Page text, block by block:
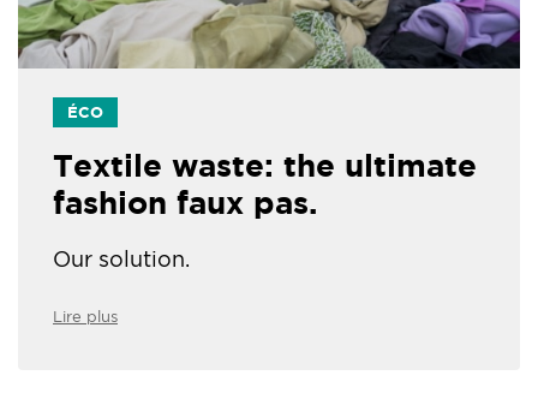
ÉCO
Textile waste: the ultimate
fashion faux pas.
Our solution.
Lire plus